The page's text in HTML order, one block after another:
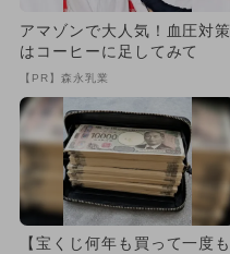
アマゾンで大人気！血圧対策
はコーヒーに足してみて
【PR】森永乳業
【宝くじ何年も買って一度も